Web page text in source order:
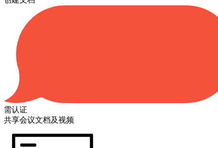
需认证
共享会议文档及视频